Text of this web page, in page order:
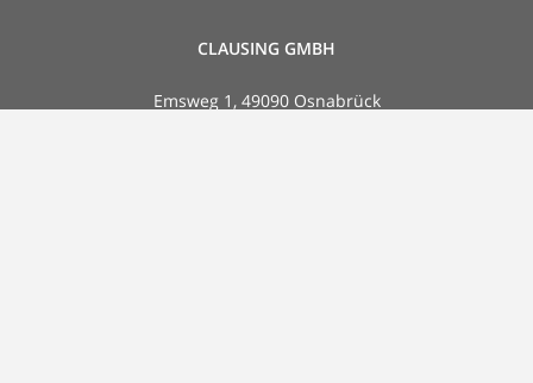
CLAUSING GMBH
Emsweg 1, 49090 Osnabrück